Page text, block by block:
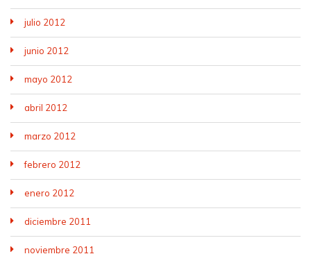
julio 2012
junio 2012
mayo 2012
abril 2012
marzo 2012
febrero 2012
enero 2012
diciembre 2011
noviembre 2011